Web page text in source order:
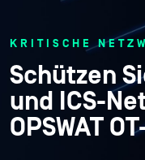
KRITISCHE
Schützen
und ICS-
OPSWAT